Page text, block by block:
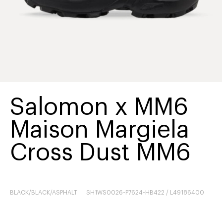
Salomon x MM6
Maison Margiela
Cross Dust MM6
BLACK/BLACK/ASPHALT SH1WS0026-P7624-HB422 / L49186400